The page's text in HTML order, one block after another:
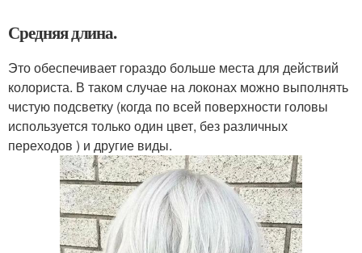
Средняя длина.
Это обеспечивает гораздо больше места для действий
колориста. В таком случае на локонах можно выполнять
чистую подсветку (когда по всей поверхности головы
используется только один цвет, без различных
переходов ) и другие виды.